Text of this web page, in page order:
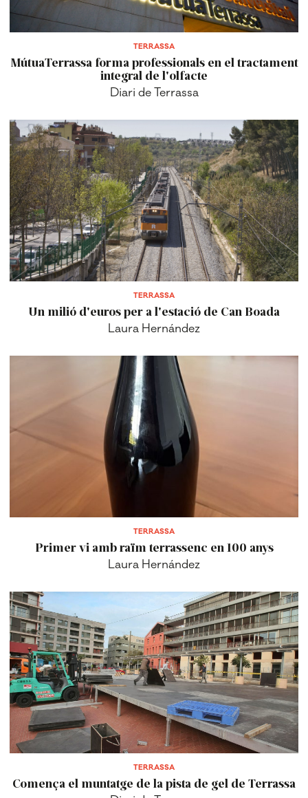
TERRASSA
MútuaTerrassa forma professionals en el tractament
integral de l'olfacte
Diari de Terrassa
TERRASSA
Un milió d'euros per a l'estació de Can Boada
Laura Hernández
TERRASSA
Primer vi amb raïm terrassenc en 100 anys
Laura Hernández
TERRASSA
Comença el muntatge de la pista de gel de Terrassa